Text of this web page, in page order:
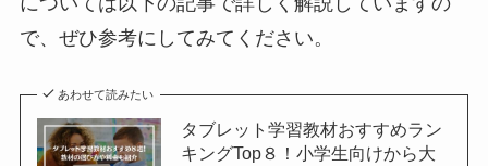
で、ぜひ参考にしてみてください。
あわせて読みたい
タブレット学習教材おすすめラン
キングTop８！小学生向けから大